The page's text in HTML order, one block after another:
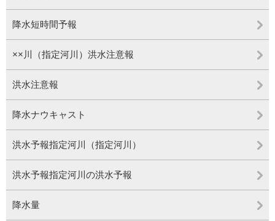
降水短時間予報
××川（指定河川）洪水注意報
洪水注意報
降水ナウキャスト
洪水予報指定河川（指定河川）
洪水予報指定河川の洪水予報
降水量